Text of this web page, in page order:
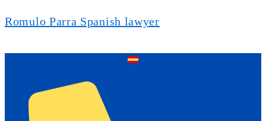
Romulo Parra Spanish lawyer